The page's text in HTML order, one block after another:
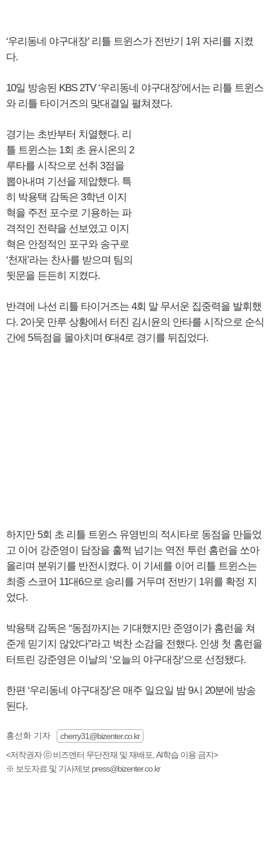
‘우리동네 야구대장’ 리틀 트윈스가 전반기 1위 자리를 지켰
다.
10일 방송된 KBS 2TV ‘우리동네 야구대장’에서는 리틀 트윈스
와 리틀 타이거즈의 맞대결일 펼쳐졌다.
경기는 초반부터 치열했다. 리
틀 트윈스는 1회 초 윤시온의 2
루타를 시작으로 선취 3점을
뽑아내며 기선을 제압했다. 특
히 박용택 감독은 3학년 이지
혁을 주전 포수로 기용하는 파
격적인 전략을 선보였고 이지
혁은 안정적인 포구와 송구로
‘천재’라는 찬사를 받으며 팀의
뒷문을 든든히 지켰다.
반격에 나선 리틀 타이거즈는 4회 말 무서운 집중력을 발휘했
다. 2아웃 만루 상황에서 터진 김시윤의 안타를 시작으로 순식
간에 5득점을 몰아치며 6대4로 경기를 뒤집었다.
하지만 5회 초 리틀 트윈스 유영빈의 적시타로 동점을 만들었
고 이어 강준영이 담장을 훌쩍 넘기는 역전 투런 홈런을 쏘아
올리며 분위기를 반전시켰다. 이 기세를 이어 리틀 트윈스는
최종 스코어 11대6으로 승리를 거두며 전반기 1위를 확정 지
었다.
박용택 감독은 “동점까지는 기대했지만 준영이가 홈런을 쳐
준게 믿기지 않았다”라고 벅찬 소감을 전했다. 인생 첫 홈런을
터트린 강준영은 이날의 ‘오늘의 야구대장’으로 선정됐다.
한편 ‘우리동네 야구대장’은 매주 일요일 밤 9시 20분에 방송
된다.
홍선화 기자
cherry31@bizenter.co.kr
<저작권자 ⓒ 비즈엔터 무단전재 및 재배포, AI학습 이용 금지>
※ 보도자료 및 기사제보 press@bizenter.co.kr